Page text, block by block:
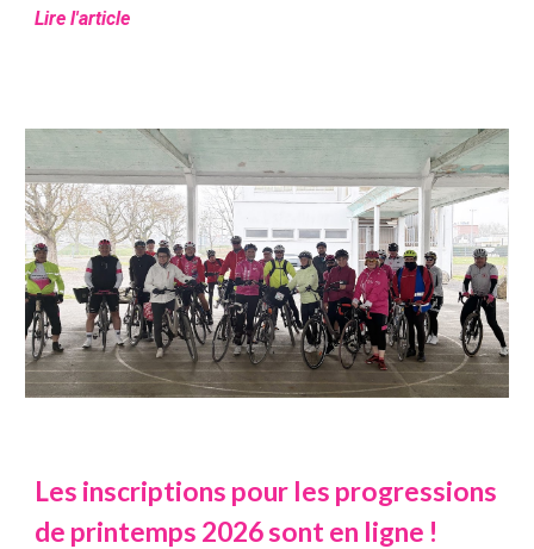
Lire l'article
Les inscriptions pour les progressions
de printemps 2026 sont en ligne !